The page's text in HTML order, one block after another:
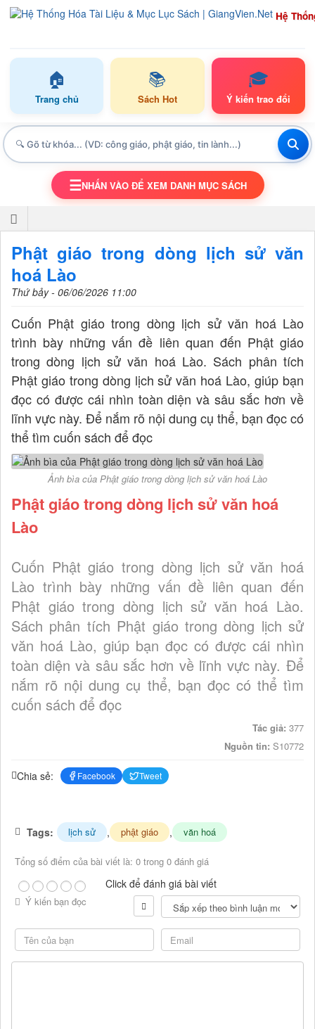
Hệ
🏠
Trang chủ
📚
Sách Hot
🎓
Ý kiến trao đổi
TOGGLE NAVIGATION
☰NHẤN VÀO ĐỂ XEM DANH MỤC SÁCH
Phật giáo trong dòng lịch sử văn
hoá Lào
Thứ bảy - 06/06/2026 11:00
Cuốn Phật giáo trong dòng lịch sử văn hoá Lào
trình bày những vấn đề liên quan đến Phật giáo
trong dòng lịch sử văn hoá Lào. Sách phân tích
Phật giáo trong dòng lịch sử văn hoá Lào, giúp bạn
đọc có được cái nhìn toàn diện và sâu sắc hơn về
lĩnh vực này. Để nắm rõ nội dung cụ thể, bạn đọc có
thể tìm cuốn sách để đọc
Ảnh bìa của Phật giáo trong dòng lịch sử văn hoá Lào
Phật giáo trong dòng lịch sử văn hoá
Lào
Cuốn Phật giáo trong dòng lịch sử văn hoá
Lào trình bày những vấn đề liên quan đến
Phật giáo trong dòng lịch sử văn hoá Lào.
Sách phân tích Phật giáo trong dòng lịch sử
văn hoá Lào, giúp bạn đọc có được cái nhìn
toàn diện và sâu sắc hơn về lĩnh vực này. Để
nắm rõ nội dung cụ thể, bạn đọc có thể tìm
cuốn sách để đọc
Tác giả: 377
Nguồn tin: S10772
Chia sẻ: Facebook Tweet
Tags: lịch sử , phật giáo , văn hoá
Tổng số điểm của bài viết là: 0 trong 0 đánh giá
Click để đánh giá bài viết
Ý kiến bạn đọc